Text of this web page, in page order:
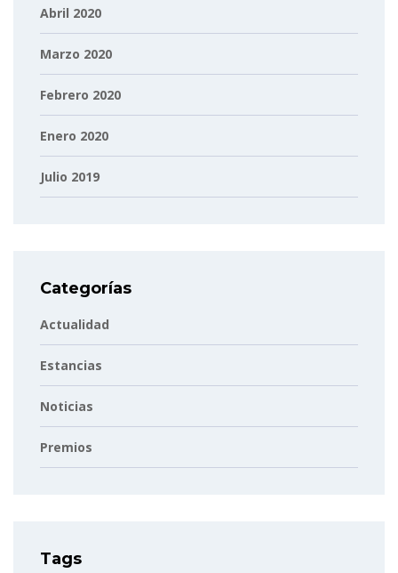
Abril 2020
Marzo 2020
Febrero 2020
Enero 2020
Julio 2019
Categorías
Actualidad
Estancias
Noticias
Premios
Tags